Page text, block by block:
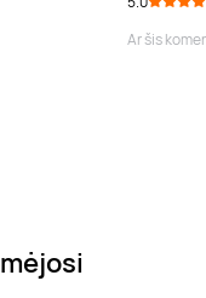
Ar šis